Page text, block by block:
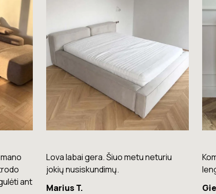
Komoda esu patenkintas! Surinkimas
lengvas, bet labiausiai patiko spalva.
Giedrius N.